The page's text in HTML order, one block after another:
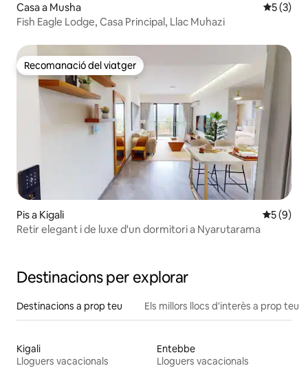
Casa a Musha 5 de
5 (3)
Fish Eagle Lodge, Casa Principal, Llac Muhazi
Recomanació del viatger
Recomanació del viatger
Pis a Kigali 5 de
5 (9)
Retir elegant i de luxe d'un dormitori a Nyarutarama
Destinacions per explorar
Destinacions a prop teu Els millors llocs d'interès a prop teu
Kigali
Lloguers vacacionals
Entebbe
Lloguers vacacionals